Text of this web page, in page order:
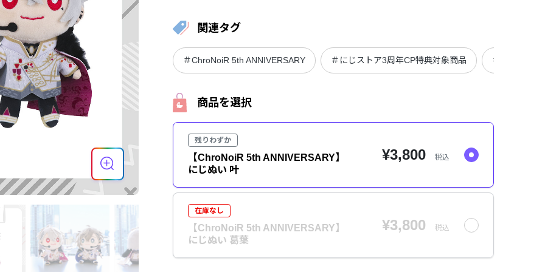
関連タグ
＃ChroNoiR 5th ANNIVERSARY ＃にじストア3周年CP特典対象商品 ＃にじぬい本
商品を選択
残りわずか
【ChroNoiR 5th ANNIVERSARY】
にじぬい 叶
¥3,800 税込
在庫なし
【ChroNoiR 5th ANNIVERSARY】
にじぬい 葛葉
¥3,800 税込